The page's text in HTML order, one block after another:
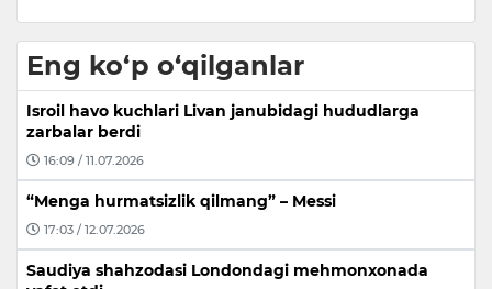
Eng ko‘p o‘qilganlar
Isroil havo kuchlari Livan janubidagi hududlarga
zarbalar berdi
16:09 / 11.07.2026
“Menga hurmatsizlik qilmang” – Messi
17:03 / 12.07.2026
Saudiya shahzodasi Londondagi mehmonxonada